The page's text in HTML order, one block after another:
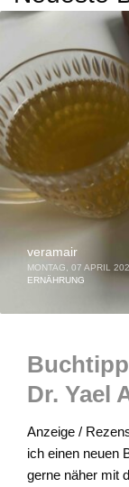
veramair
MONTAG, 07 APRIL
ERNÄHRUNG
Dr. Yael
Anzeige /
ich einen neuen
gerne näher mit